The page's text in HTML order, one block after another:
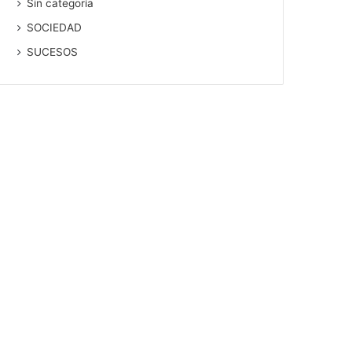
Sin categoría
SOCIEDAD
SUCESOS